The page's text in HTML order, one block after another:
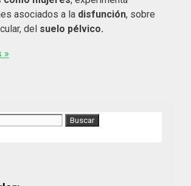
asociados a la disfunción, sobre
del suelo pélvico.
»
Buscar